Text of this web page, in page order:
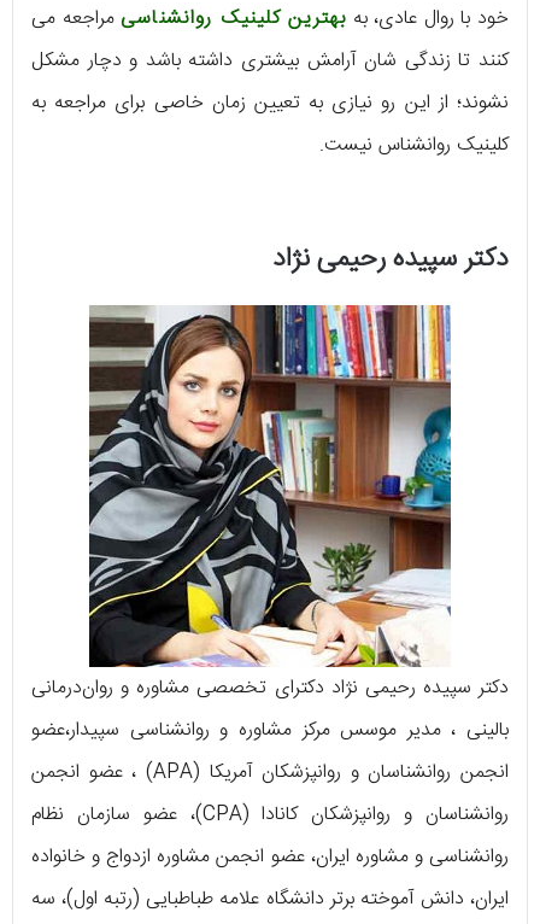
خود با روال عادی، به بهترین کلینیک روانشناسیمراجعه می
کنند تا زندگی شان آرامش بیشتری داشته باشد و دچار مشکل
نشوند؛ از این رو نیازی به تعیین زمان خاصی برای مراجعه به
کلینیک روانشناس نیست.
دکتر سپیده رحیمی نژاد
دکتر سپیده رحیمی نژاد دکترای تخصصی مشاوره و روان‌درمانی
بالینی ، مدیر موسس مرکز مشاوره و روانشناسی سپیدار،عضو
انجمن روانشناسان و روانپزشکان آمریکا (APA) ، عضو انجمن
روانشناسان و روانپزشکان کانادا (CPA)، عضو سازمان نظام
روانشناسی و مشاوره ایران، عضو انجمن مشاوره ازدواج و خانواده
ایران، دانش آموخته برتر دانشگاه علامه طباطبایی (رتبه اول)، سه